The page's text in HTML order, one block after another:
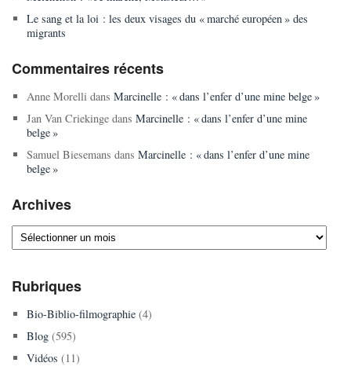
Le sang et la loi : les deux visages du « marché européen » des
migrants
Commentaires récents
Anne Morelli dans Marcinelle : « dans l’enfer d’une mine belge »
Jan Van Criekingedans Marcinelle : « dans l’enfer d’une mine
belge »
Samuel Biesemans dans Marcinelle : « dans l’enfer d’une mine
belge »
Archives
Archives
Rubriques
Bio-Biblio-filmographie(4)
Blog(595)
Vidéos (11)